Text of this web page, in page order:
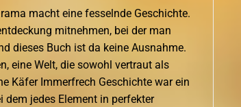
macht eine fesselnde Geschichte.
mitnehmen, bei der man
dieses Buch ist da keine Ausnahme.
eine Welt, die sowohl vertraut als
Käfer Immerfrech Geschichte war ein
dem jedes Element in perfekter